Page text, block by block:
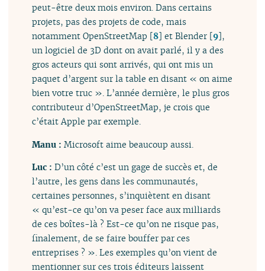
peut-être deux mois environ. Dans certains
projets, pas des projets de code, mais
notamment OpenStreetMap [8] et Blender [9],
un logiciel de 3D dont on avait parlé, il y a des
gros acteurs qui sont arrivés, qui ont mis un
paquet d’argent sur la table en disant « on aime
bien votre truc ». L’année dernière, le plus gros
contributeur d’OpenStreetMap, je crois que
c’était Apple par exemple.
Manu :Microsoft aime beaucoup aussi.
Luc :D’un côté c’est un gage de succès et, de
l’autre, les gens dans les communautés,
certaines personnes, s’inquiètent en disant
« qu’est-ce qu’on va peser face aux milliards
de ces boîtes-là ? Est-ce qu’on ne risque pas,
finalement, de se faire bouffer par ces
entreprises ? ». Les exemples qu’on vient de
mentionner sur ces trois éditeurs laissent